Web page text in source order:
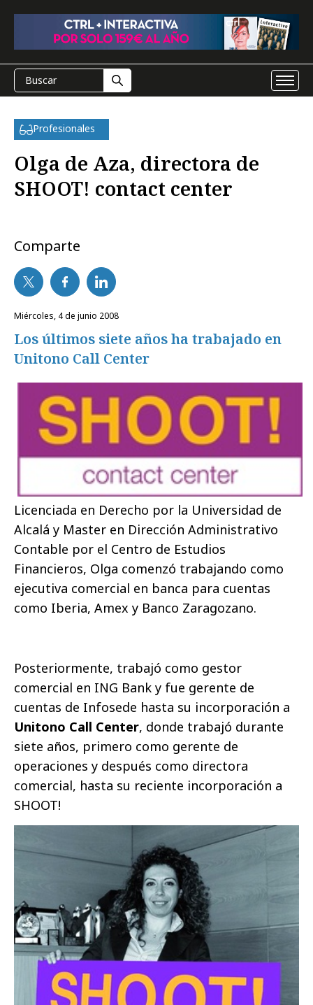
Profesionales
Olga de Aza, directora de
SHOOT! contact center
Comparte
miércoles, 4 de junio 2008
Los últimos siete años ha trabajado en
Unitono Call Center
Licenciada en Derecho por la Universidad de
Alcalá y Master en Dirección Administrativo
Contable por el Centro de Estudios
Financieros, Olga comenzó trabajando como
ejecutiva comercial en banca para cuentas
como Iberia, Amex y Banco Zaragozano.
Posteriormente, trabajó como gestor
comercial en ING Bank y fue gerente de
cuentas de Infosede hasta su incorporación a
Unitono Call Center, donde trabajó durante
siete años, primero como gerente de
operaciones y después como directora
comercial, hasta su reciente incorporación a
SHOOT!